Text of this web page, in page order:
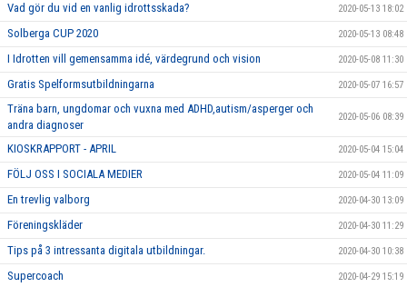
Vad gör du vid en vanlig idrottsskada? 2020-05-13 18:02
Solberga CUP 2020 2020-05-13 08:48
I Idrotten vill gemensamma idé, värdegrund och vision 2020-05-08 11:30
Gratis Spelformsutbildningarna 2020-05-07 16:57
Träna barn, ungdomar och vuxna med ADHD,autism/asperger och
andra diagnoser
2020-05-06 08:39
KIOSKRAPPORT - APRIL 2020-05-04 15:04
FÖLJ OSS I SOCIALA MEDIER 2020-05-04 11:09
En trevlig valborg 2020-04-30 13:09
Föreningskläder 2020-04-30 11:29
Tips på 3 intressanta digitala utbildningar. 2020-04-30 10:38
Supercoach 2020-04-29 15:19